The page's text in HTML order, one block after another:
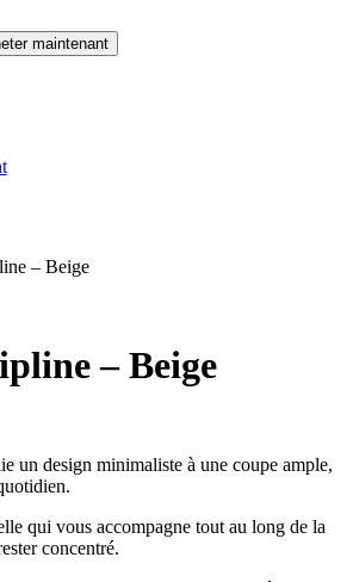
maintenant
– Beige
– Beige
un design minimaliste à une coupe ample,
qui vous accompagne tout au long de la
concentré.